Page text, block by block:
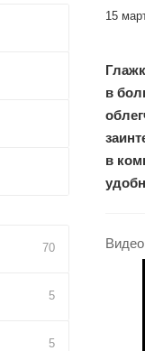
15
в
в
70
5
5